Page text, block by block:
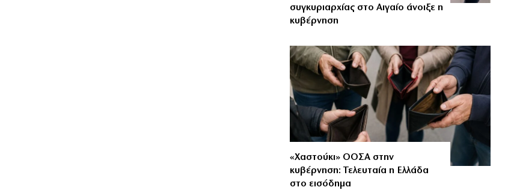
συγκυριαρχίας στο Αιγαίο άνοιξε η
κυβέρνηση
«Χαστούκι» ΟΟΣΑ στην
κυβέρνηση: Τελευταία η Ελλάδα
στο εισόδημα